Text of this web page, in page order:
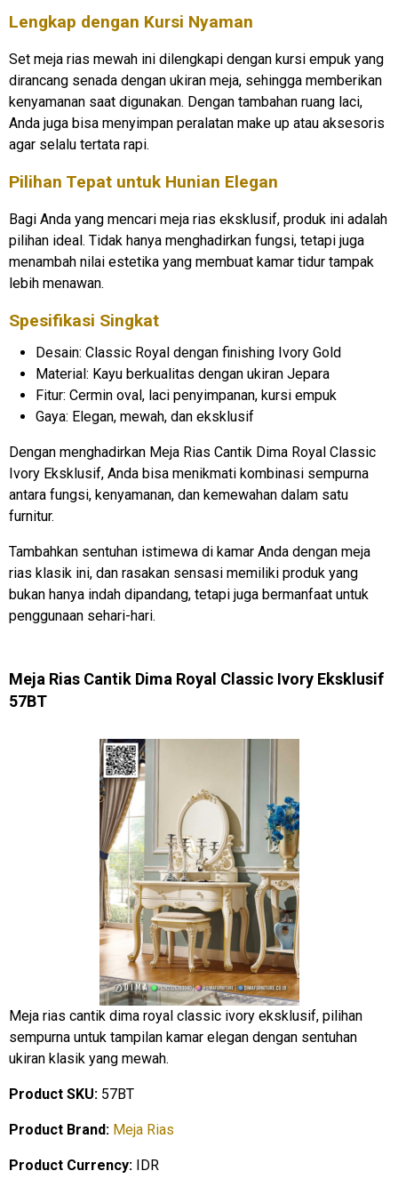
Lengkap dengan Kursi Nyaman
Set meja rias mewah ini dilengkapi dengan kursi empuk yang
dirancang senada dengan ukiran meja, sehingga memberikan
kenyamanan saat digunakan. Dengan tambahan ruang laci,
Anda juga bisa menyimpan peralatan make up atau aksesoris
agar selalu tertata rapi.
Pilihan Tepat untuk Hunian Elegan
Bagi Anda yang mencari meja rias eksklusif, produk ini adalah
pilihan ideal. Tidak hanya menghadirkan fungsi, tetapi juga
menambah nilai estetika yang membuat kamar tidur tampak
lebih menawan.
Spesifikasi Singkat
Desain: Classic Royal dengan finishing Ivory Gold
Material: Kayu berkualitas dengan ukiran Jepara
Fitur: Cermin oval, laci penyimpanan, kursi empuk
Gaya: Elegan, mewah, dan eksklusif
Dengan menghadirkan Meja Rias Cantik Dima Royal Classic
Ivory Eksklusif, Anda bisa menikmati kombinasi sempurna
antara fungsi, kenyamanan, dan kemewahan dalam satu
furnitur.
Tambahkan sentuhan istimewa di kamar Anda dengan meja
rias klasik ini, dan rasakan sensasi memiliki produk yang
bukan hanya indah dipandang, tetapi juga bermanfaat untuk
penggunaan sehari-hari.
Meja Rias Cantik Dima Royal Classic Ivory Eksklusif
57BT
Meja rias cantik dima royal classic ivory eksklusif, pilihan
sempurna untuk tampilan kamar elegan dengan sentuhan
ukiran klasik yang mewah.
Product SKU: 57BT
Product Brand: Meja Rias
Product Currency: IDR